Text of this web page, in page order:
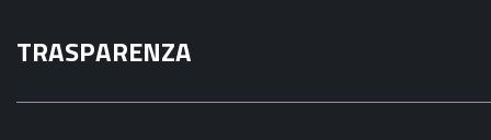
TRASPARENZA